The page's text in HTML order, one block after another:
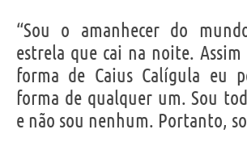
“Sou o amanhecer do
estrela que cai na noite.
forma de Caius Calígula eu
forma de qualquer um. Sou
e não sou nenhum. Portanto,